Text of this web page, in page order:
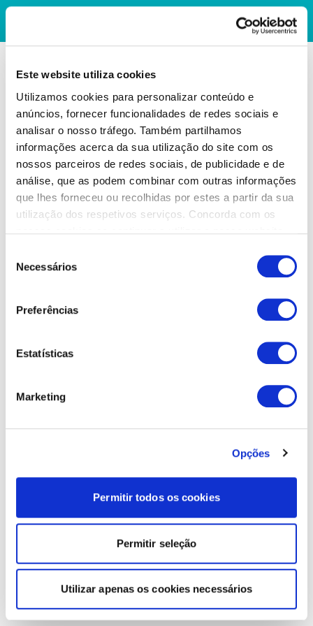
Este website utiliza cookies
Utilizamos cookies para personalizar conteúdo e
anúncios, fornecer funcionalidades de redes sociais e
analisar o nosso tráfego. Também partilhamos
informações acerca da sua utilização do site com os
nossos parceiros de redes sociais, de publicidade e de
análise, que as podem combinar com outras informações
que lhes forneceu ou recolhidas por estes a partir da sua
utilização dos respetivos serviços. Concorda com os
Necessários
Preferências
Estatísticas
Marketing
Opções
Permitir todos os cookies
Permitir seleção
Utilizar apenas os cookies necessários